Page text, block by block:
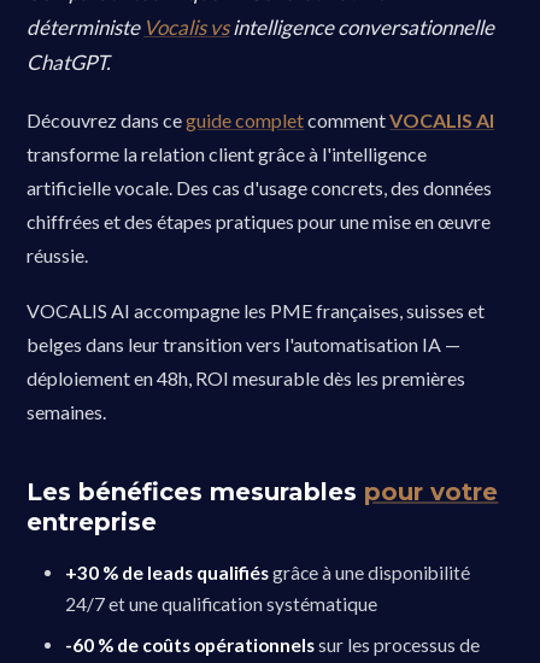
déterministe Vocalis vsintelligence conversationnelle
ChatGPT.
Découvrez dans ceguide completcommentVOCALIS AI
transforme la relation client grâce à l'intelligence
artificielle vocale. Des cas d'usage concrets, des données
chiffrées et des étapes pratiques pour une mise en œuvre
réussie.
VOCALIS AI accompagne les PME françaises, suisses et
belges dans leur transition vers l'automatisation IA —
déploiement en 48h, ROI mesurable dès les premières
semaines.
Les bénéfices mesurables pour votre
entreprise
+30 % de leads qualifiésgrâce à une disponibilité
24/7 et une qualification systématique
-60 % de coûts opérationnelssur les processus de